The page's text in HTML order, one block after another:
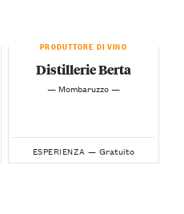
PRODUTTORE DI VINO
Distillerie Berta
— Mombaruzzo —
ESPERIENZA — Gratuito